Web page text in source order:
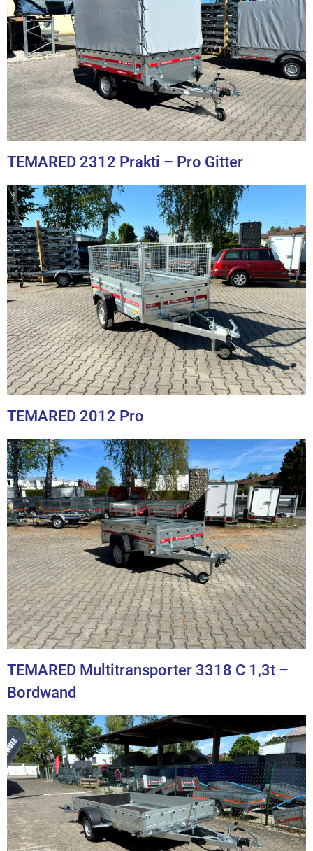
TEMARED 2312 Prakti – Pro Gitter
TEMARED 2012 Pro
TEMARED Multitransporter 3318 C 1,3t –
Bordwand